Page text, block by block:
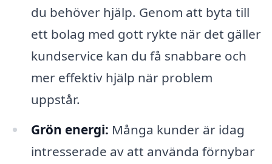
du behöver hjälp. Genom att byta till
ett bolag med gott rykte när det gäller
kundservice kan du få snabbare och
mer effektiv hjälp när problem
uppstår.
Grön energi: Många kunder är idag
intresserade av att använda förnybar